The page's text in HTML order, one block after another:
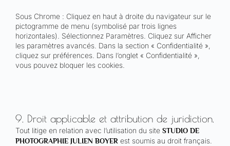
Sous Chrome : Cliquez en haut à droite du navigateur sur le
pictogramme de menu (symbolisé par trois lignes
horizontales). Sélectionnez Paramètres. Cliquez sur Afficher
les paramètres avancés. Dans la section « Confidentialité »,
cliquez sur préférences. Dans l’onglet « Confidentialité »,
vous pouvez bloquer les cookies.
9. Droit applicable et attribution de juridiction.
Tout litige en relation avec l’utilisation du site STUDIO DE
PHOTOGRAPHIE JULIEN BOYER est soumis au droit français.